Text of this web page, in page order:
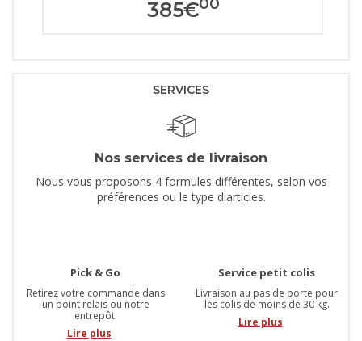
385€00
SERVICES
Nos services de livraison
Nous vous proposons 4 formules différentes, selon vos
préférences ou le type d'articles.
Pick & Go
Retirez votre commande dans
un point relais ou notre
entrepôt.
Lire plus
Service petit colis
Livraison au pas de porte pour
les colis de moins de 30 kg.
Lire plus